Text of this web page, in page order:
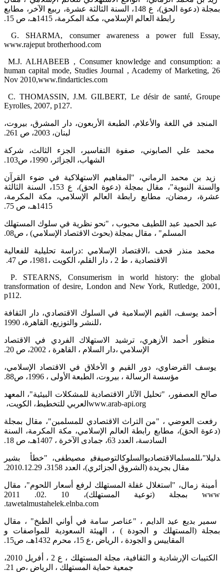
بمجلة (دعوة الحق)، ع 148، السنة الثالثة عشرة، ربيع الآخر، ‏مطابع
رابطة العالم الإسلامي، مكة المكرمة، 1415هـ، ص 15.‏
www.rajeput brotherhood.com
human capital mode, Studies ‎Journal , Academy of Marketing, 26
Nov 2010,www.findarticles.com
‏ ‏C. THOMASSIN, J.M. GILBERT, Le désir de santé, Groupe
Eyrolles, 2007, p127.‎
‏ المنجد في اللغة والأعلام، الطبعة الأربعون، دار المشرق، بيروت،
لبنان، 2003، ص 261.‏
‏ محمد علي الصابوني، صفوة التفاسير، الجزء الثالث، شركة
الشهاب، الجزائر، 1990، ص103.‏
‏ زيد بن محمد الرماني، "المفاهيم الاستهلاكية في ضوء القرآن
والسنة النبوية"، مقال بمجلة (دعوة الحق)، ع 153، السنة الثالثة
عشرة، ‏رمضان، مطابع رابطة العالم الإسلامي، مكة المكرمة،
1415هـ، ص 75.‏
‏ عبد الحميد عبد اللطيف محبوب ، "نحو نظرية في سلوك المستهلك
المسلم" ، مقال بمجلة (بحوث الاقتصاد الإسلامي) ، ص08.‏
‏ محمد منذر قحف ،الاقتصاد الإسلامي :دراسة تحليلية للفعالية
الاقتصادية ، ط 2 ، دار القلم، الكويت ،1981، ص 47. ‏
transformation of desire, London and ‎New York, Rutledge, 2001,
p112.‎
‏ أحمد يوسف، القيم الإسلامية في السلوك الاقتصادي، دار الثقافة
للنشر والتوزيع، القاهرة، 1990،
‏ منظور أحمد الأزهري، ترشيد الاستهلاك الفردي في الاقتصاد
الإسلامي ،دار السلام ، القاهرة ، 2002، ص 20.‏
‏ يوسف القرضاوي، دور القيم و الأخلاق في الاقتصاد الإسلامي،
مؤسسة الرسالة ، بيروت، الطبعة الأولى ، 1996، ص88.‏
‏ صالح العصفور، "تحليل الآثار الاقتصادية للمشكلات البيئية"، المعهد
العربي للتخطيط، الكويت، ‏www.arab-api.org
‏ رفعت العوضي ، "من التراث الاقتصادي للمسلمين"، مقال بمجلة
(دعوة الحق)، مطابع رابطة العالم الإسلامي، مكة المكرمة، السنة
‏السادسة، العدد 63، جمادى الآخرة ، 1407هـ، ص 18.‏
‏ بشير‎‬‎‏ مصيطفى، "خطأ ‏‎‬‎في‎‬‎التوصيف‎‬‎والسلوك‎‬‎الاقتصادي‎‬‎للمسلم‎‬‎دليلا"،
مقال بجريدة (الشروق الجزائري)، العدد 3158، 2010.12.29.‏
‏ أمينة زمال، "استغلال غفلة المستهلك لرفع أسعار اللحوم"، مقال
.tawetalmustahelek.elnba.com‎
‏ سمير بديع عيد الدايم ، "عناصر سامة في أواني الطبخ" ، مقال
بمجلة (المستهلك و الجودة ) ، الهيئة السعودية للمواصفات و
‏المقاييس و الجودة ، الرياض ،ع 15، محرم 1432هـ، ص15.‏
‏ الكتيبات الإرشادية و الثقافية، مجلة المستهلك ، ع 2 ، أفريل 2010،
جمعية حماية المستهلك ، الرياض ،ص 21.‏